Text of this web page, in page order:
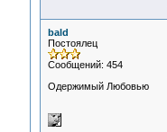
bald
Постоялец
Сообщений: 454
Одержимый Любовью